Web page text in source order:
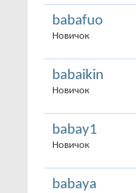
babafuo
Новичок
babaikin
Новичок
babay1
Новичок
babaya